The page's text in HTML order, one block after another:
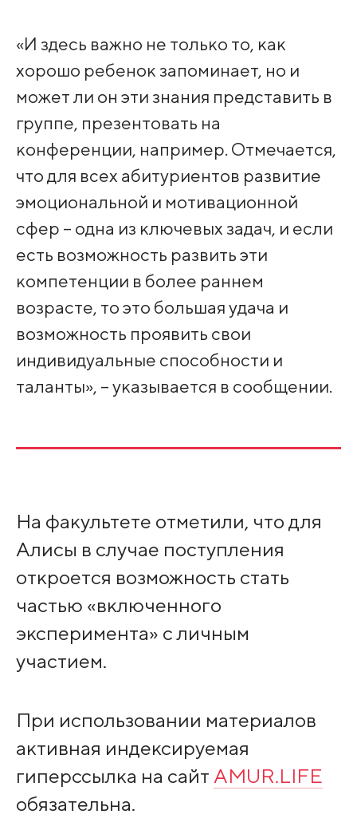
«И здесь важно не только то, как
хорошо ребенок запоминает, но и
может ли он эти знания представить в
группе, презентовать на
конференции, например. Отмечается,
что для всех абитуриентов развитие
эмоциональной и мотивационной
сфер – одна из ключевых задач, и если
есть возможность развить эти
компетенции в более раннем
возрасте, то это большая удача и
возможность проявить свои
индивидуальные способности и
таланты», – указывается в сообщении.
На факультете отметили, что для
Алисы в случае поступления
откроется возможность стать
частью «включенного
эксперимента» с личным
участием.
При использовании материалов
активная индексируемая
гиперссылка на сайт AMUR.LIFE
обязательна.